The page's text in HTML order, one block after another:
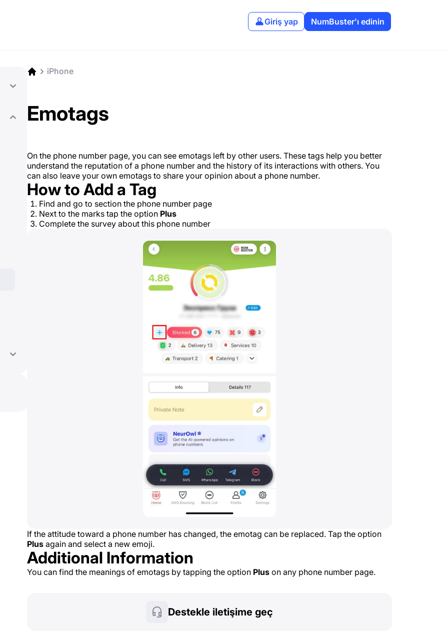
Giriş yap NumBuster’ı edinin
iPhone
Emotags
On the phone number page, you can see emotags left by other users. These tags help you better
understand the reputation of a phone number and the history of its interactions with others. You
can also leave your own emotags to share your opinion about a phone number.
How to Add a Tag
Find and go to section the phone number page
Next to the marks tap the option Plus
Complete the survey about this phone number
If the attitude toward a phone number has changed, the emotag can be replaced. Tap the option
Plus again and select a new emoji.
Additional Information
You can find the meanings of emotags by tapping the option Plus on any phone number page.
Destekle iletişime geç